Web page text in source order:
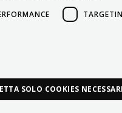
POLSKI
SOLO COOKIES